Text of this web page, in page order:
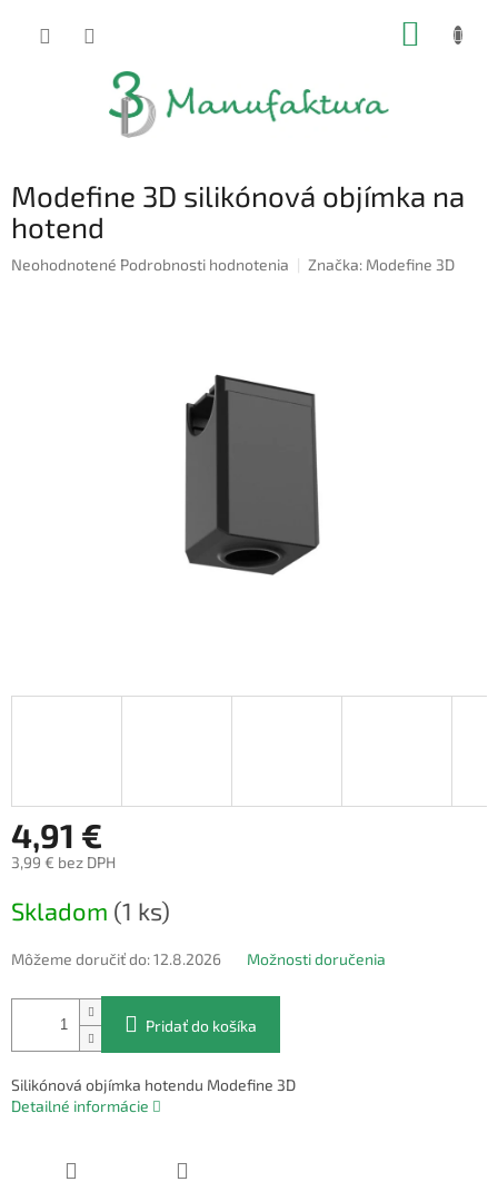
Modefine 3D silikónová objímka na
hotend
Priemerné
Neohodnotené Podrobnosti hodnotenia Značka: Modefine 3D
4,91 €
3,99 € bez DPH
cena:
Skladom (1 ks)
Môžeme doručiť do:12.8.2026 Možnosti doručenia
Pridať do košíka
Silikónová objímka hotendu Modefine 3D
Detailné informácie